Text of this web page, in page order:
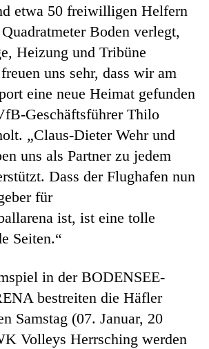
etwa 50 freiwilligen Helfern
Boden verlegt,
Heizung und Tribüne
uns sehr, dass wir am
eine neue Heimat gefunden
Geschäftsführer Thilo
„Claus-Dieter Wehr und
uns als Partner zu jedem
Dass der Flughafen nun
für
ist, ist eine tolle
Seiten.“
in der BODENSEE-
bestreiten die Häfler
Samstag (07. Januar, 20
Volleys Herrsching werden